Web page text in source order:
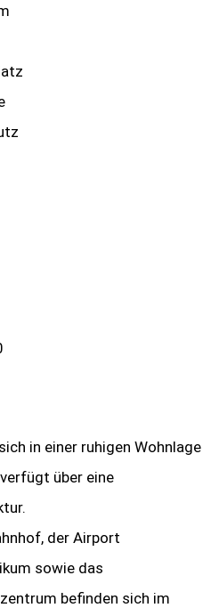
in einer ruhigen Wohnlage
über eine
der Airport
sowie das
befinden sich im